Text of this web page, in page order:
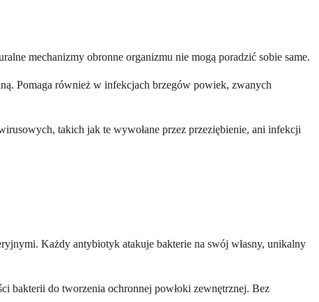
mechanizmy obronne organizmu nie mogą poradzić sobie same.
Pomaga również w infekcjach brzegów powiek, zwanych
takich jak te wywołane przez przeziębienie, ani infekcji
Każdy antybiotyk atakuje bakterie na swój własny, unikalny
bakterii do tworzenia ochronnej powłoki zewnętrznej. Bez